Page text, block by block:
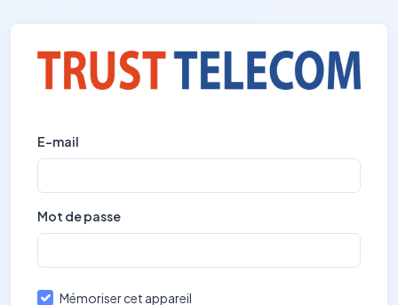
E-mail
Mot de passe
Mémoriser cet appareil